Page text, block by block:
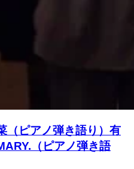
（ピアノ弾き語り）有
（ピアノ弾き語